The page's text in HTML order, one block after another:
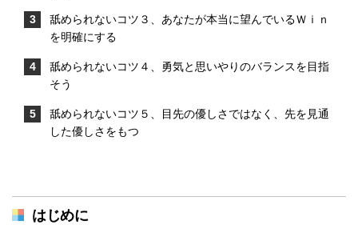
舐められないコツ３、あなたが本当に望んでいるＷｉｎ
を明確にする
舐められないコツ４、勇気と思いやりのバランスを目指
そう
舐められないコツ５、目先の優しさではなく、先を見通
した優しさをもつ
はじめに